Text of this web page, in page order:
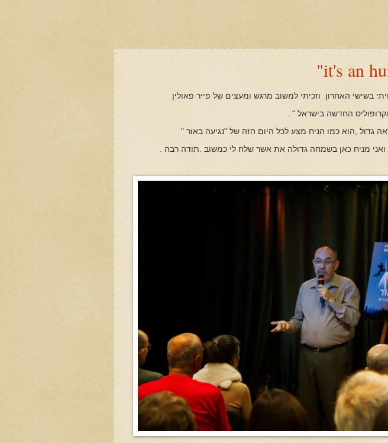
בשישי האחרון וזכיתי למשוב מרגש ומעצים של פייר פאולין
החדשה בישראל " .
גדול ,הוא כמו הניח מצע לכל היום הזה של "נגיעה באור "
ואני מניח כאן בשמחה גדולה את אשר שלח לי כמשוב .תודה רבה .